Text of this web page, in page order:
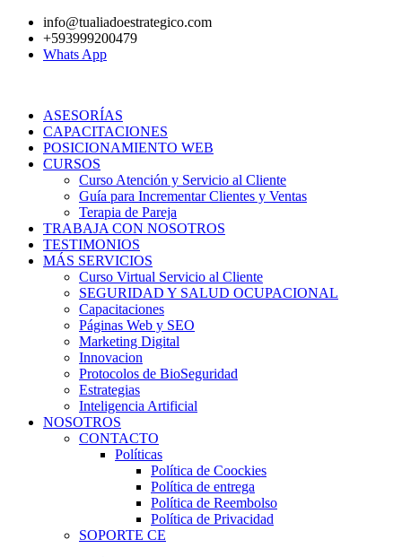
contenido
info@tualiadoestrategico.com
+593999200479
Whats App
ASESORÍAS
CAPACITACIONES
POSICIONAMIENTO WEB
CURSOS
Curso Atención y Servicio al Cliente
Guía para Incrementar Clientes y Ventas
Terapia de Pareja
TRABAJA CON NOSOTROS
TESTIMONIOS
MÁS SERVICIOS
Curso Virtual Servicio al Cliente
SEGURIDAD Y SALUD OCUPACIONAL
Capacitaciones
Páginas Web y SEO
Marketing Digital
Innovacion
Protocolos de BioSeguridad
Estrategias
Inteligencia Artificial
NOSOTROS
CONTACTO
Políticas
Política de Coockies
Política de entrega
Política de Reembolso
Política de Privacidad
SOPORTE CE